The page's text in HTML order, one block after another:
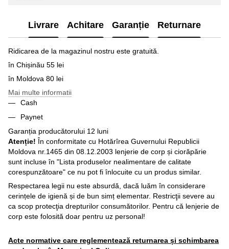
Livrare Achitare Garanție Returnare
Ridicarea de la magazinul nostru este gratuită.
în Chișinău 55 lei
în Moldova 80 lei
Mai multe informatii
Cash
Paynet
Garanția producătorului 12 luni
Atenție! În conformitate cu Hotărîrea Guvernului Republicii
Moldova nr.1465 din 08.12.2003 lenjerie de corp și ciorăpărie
sunt incluse în "Lista produselor nealimentare de calitate
corespunzătoare" ce nu pot fi înlocuite cu un produs similar.
Respectarea legii nu este absurdă, dacă luăm în considerare
cerințele de igienă și de bun simț elementar. Restricţii severe au
ca scop protecţia drepturilor consumătorilor. Pentru că lenjerie de
corp este folosită doar pentru uz personal!
Acte normative care reglementează returnarea și schimbarea